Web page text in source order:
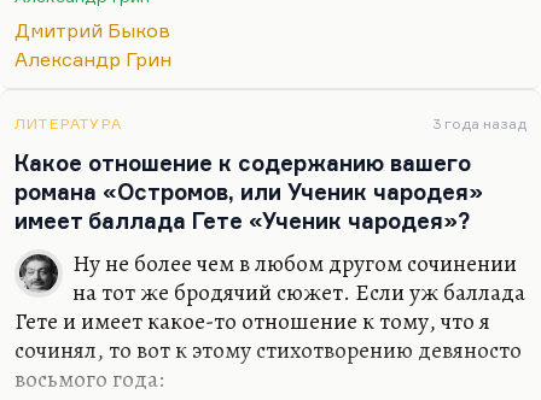
важный для меня человек. Там есть
реминисценция из «Недотроги», вот эта, про
картину с торчащей рукой над пропастью,— это
конечно, дух Грина по возможности, крымский
вот этот дух, ныне, по-моему, совершенно
исчезнувший, он…
Дмитрий Быков
Александр Грин
ЛИТЕРАТУРА 3 года назад
Какое отношение к содержанию вашего
романа «Остромов, или Ученик чародея»
имеет баллада Гете «Ученик чародея»?
Ну не более чем в любом другом сочинении
на тот же бродячий сюжет. Если уж баллада
Гете и имеет какое-то отношение к тому, что я
сочинял, то вот к этому стихотворению девяносто
восьмого года: